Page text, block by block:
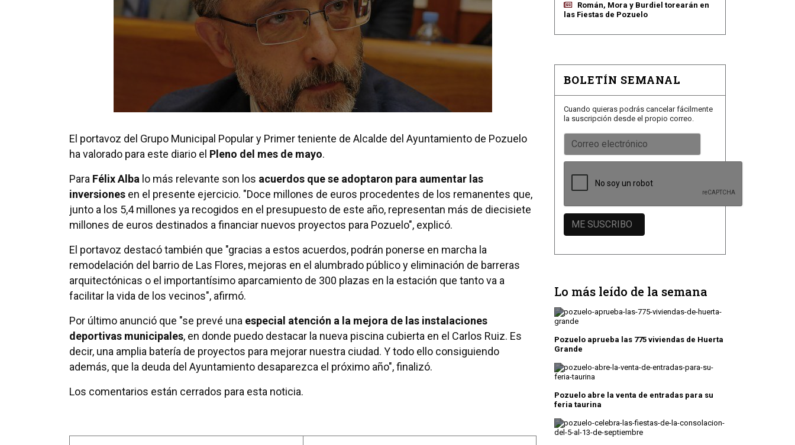
El portavoz del Grupo Municipal Popular y Primer teniente de Alcalde del Ayuntamiento de Pozuelo
ha valorado para este diario el Pleno del mes de mayo.
Para Félix Alba lo más relevante son los acuerdos que se adoptaron para aumentar las
inversiones en el presente ejercicio. "Doce millones de euros procedentes de los remanentes que,
junto a los 5,4 millones ya recogidos en el presupuesto de este año, representan más de diecisiete
millones de euros destinados a financiar nuevos proyectos para Pozuelo", explicó.
El portavoz destacó también que "gracias a estos acuerdos, podrán ponerse en marcha la
remodelación del barrio de Las Flores, mejoras en el alumbrado público y eliminación de barreras
arquitectónicas o el importantísimo aparcamiento de 300 plazas en la estación que tanto va a
facilitar la vida de los vecinos", afirmó.
Por último anunció que "se prevé una especial atención a la mejora de las instalaciones
deportivas municipales, en donde puedo destacar la nueva piscina cubierta en el Carlos Ruiz. Es
decir, una amplia batería de proyectos para mejorar nuestra ciudad. Y todo ello consiguiendo
además, que la deuda del Ayuntamiento desaparezca el próximo año", finalizó.
Los comentarios están cerrados para esta noticia.
Román, Mora y Burdiel torearán en
las Fiestas de Pozuelo
BOLETÍN SEMANAL
Cuando quieras podrás cancelar fácilmente
la suscripción desde el propio correo.
Lo más leído de la semana
Pozuelo aprueba las 775 viviendas de Huerta
Grande
Pozuelo abre la venta de entradas para su
feria taurina